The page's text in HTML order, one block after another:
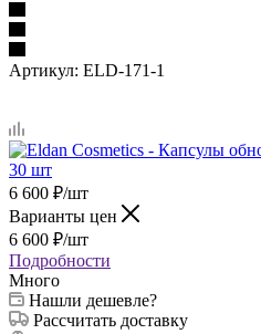
Артикул: ELD-171-1
6 600 ₽/шт
Варианты цен
6 600 ₽/шт
Подробности
Много
Нашли дешевле?
Рассчитать доставку